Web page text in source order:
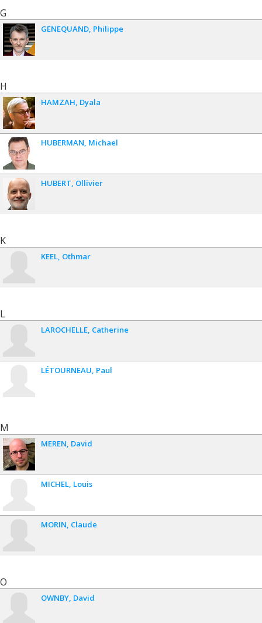
G
GENEQUAND Philippe
H
HAMZAH Dyala
HUBERMAN Michael
HUBERT Ollivier
K
KEEL Othmar
L
LAROCHELLE Catherine
LÉTOURNEAU Paul
M
MEREN David
MICHEL Louis
MORIN Claude
O
OWNBY David